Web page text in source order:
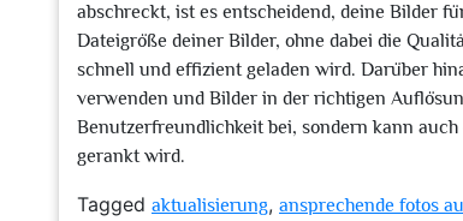
abschreckt, ist es entscheidend, deine Bilder
Dateigröße deiner Bilder, ohne dabei die
schnell und effizient geladen wird. Darüber
verwenden und Bilder in der richtigen
Benutzerfreundlichkeit bei, sondern kann
gerankt wird.
Tagged aktualisierung, ansprechende fotos